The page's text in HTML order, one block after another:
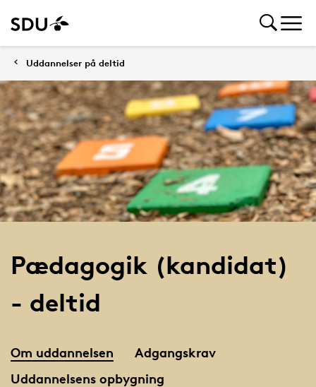
Uddannelser på deltid
Pædagogik (kandidat)
- deltid
Om uddannelsen
Adgangskrav
Uddannelsens opbygning